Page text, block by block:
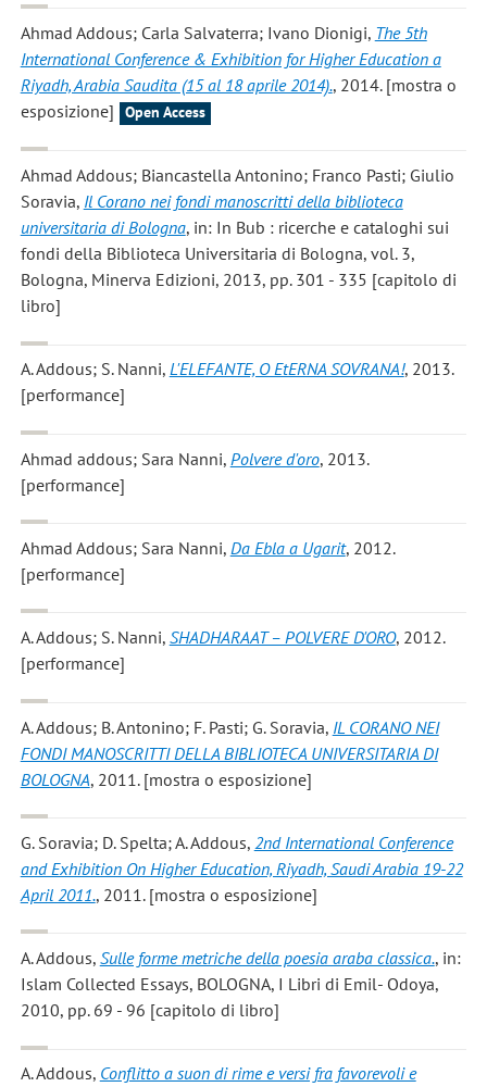
Ahmad Addous; Carla Salvaterra; Ivano Dionigi, The 5th
International Conference & Exhibition for Higher Education a
Riyadh, Arabia Saudita (15 al 18 aprile 2014)., 2014. [mostra o
esposizione]
Open Access
Ahmad Addous; Biancastella Antonino; Franco Pasti; Giulio
Soravia, Il Corano nei fondi manoscritti della biblioteca
universitaria di Bologna, in: In Bub : ricerche e cataloghi sui
fondi della Biblioteca Universitaria di Bologna, vol. 3,
Bologna, Minerva Edizioni, 2013, pp. 301 - 335 [capitolo di
libro]
A. Addous; S. Nanni, L'ELEFANTE, O EtERNA SOVRANA!, 2013.
[performance]
Ahmad addous; Sara Nanni, Polvere d'oro, 2013.
[performance]
Ahmad Addous; Sara Nanni, Da Ebla a Ugarit, 2012.
[performance]
A. Addous; S. Nanni, SHADHARAAT – POLVERE D'ORO, 2012.
[performance]
A. Addous; B. Antonino; F. Pasti; G. Soravia, IL CORANO NEI
FONDI MANOSCRITTI DELLA BIBLIOTECA UNIVERSITARIA DI
BOLOGNA, 2011. [mostra o esposizione]
G. Soravia; D. Spelta; A. Addous, 2nd International Conference
and Exhibition On Higher Education, Riyadh, Saudi Arabia 19-22
April 2011., 2011. [mostra o esposizione]
A. Addous, Sulle forme metriche della poesia araba classica., in:
Islam Collected Essays, BOLOGNA, I Libri di Emil- Odoya,
2010, pp. 69 - 96 [capitolo di libro]
A. Addous, Conflitto a suon di rime e versi fra favorevoli e